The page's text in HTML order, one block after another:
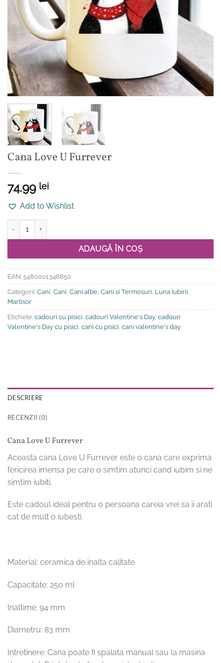
Cana Love U Furrever
74.99 lei
Add to Wishlist
ADAUGĂ ÎN COȘ
EAN: 5480001346850
Categorii: Cani Cani Cani albe Cani si Termosuri Luna Iubirii
Martisor
Etichete: cadouri cu pisici cadouri Valentine's Day, cadouri
Valentine's Day cu pisici cani cu pisici cani valentine's day
DESCRIERE
RECENZII (0)
Cana Love U Furrever
Aceasta cana Love U Furrever este o cana care exprima
fericirea imensa pe care o simtim atunci cand iubim si ne
simtim iubiti.
Este cadoul ideal pentru o persoana careia vrei sa ii arati
cat de mult o iubesti.
Material: ceramica de inalta calitate
Capacitate: 250 ml
Inaltime: 94 mm
Diametru: 83 mm
Intretinere: Cana poate fi spalata manual sau la masina